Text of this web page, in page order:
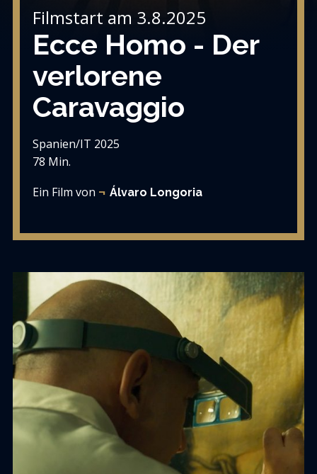
Filmstart am 3.8.2025
Ecce Homo - Der
verlorene
Caravaggio
Spanien/IT 2025
78 Min.
Ein Film von
Álvaro Longoria